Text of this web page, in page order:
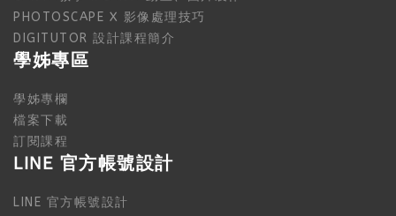
PHOTOSCAPE X 影像處理技巧
DIGITUTOR 設計課程簡介
學姊專區
學姊專欄
檔案下載
訂閱課程
LINE 官方帳號設計
LINE 官方帳號設計